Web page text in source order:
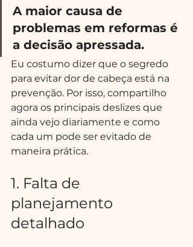
A maior causa de
problemas em reformas é
a decisão apressada.
Eu costumo dizer que o segredo
para evitar dor de cabeça está na
prevenção. Por isso, compartilho
agora os principais deslizes que
ainda vejo diariamente e como
cada um pode ser evitado de
maneira prática.
1. Falta de
planejamento
detalhado